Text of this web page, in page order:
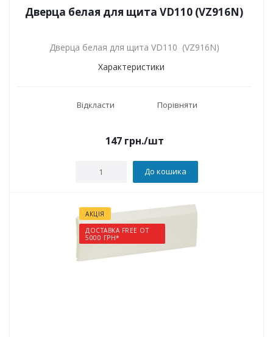
Дверца белая для щита VD110 (VZ916N)
Дверца белая для щита VD110 (VZ916N)
Характеристики
Відкласти Порівняти
147грн./шт
До кошика
АКЦІЯ
ДОСТАВКА FREE ОТ
5000 ГРН*